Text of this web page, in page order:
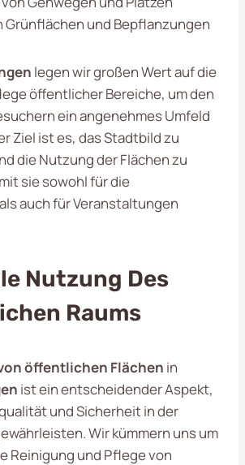
Grünflächen und Bepflanzungen
legen wir großen Wert auf die
öffentlicher Bereiche, um den
ein angenehmes Umfeld
Ziel ist es, das Stadtbild zu
die Nutzung der Flächen zu
sie sowohl für die
auch für Veranstaltungen
Nutzung Des
Raums
öffentlichen Flächen in
ist ein entscheidender Aspekt,
und Sicherheit in der
Wir kümmern uns um
Reinigung und Pflege von